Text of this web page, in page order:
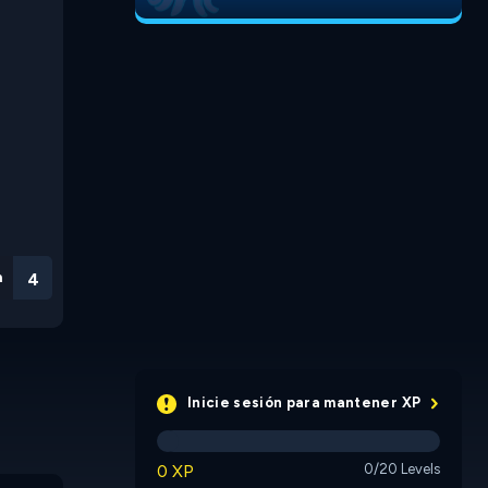
3
Inicie sesión para mantener XP
0 XP 0/20 Levels